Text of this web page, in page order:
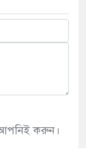
আপনিই করুন।